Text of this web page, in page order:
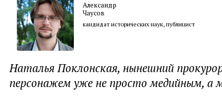
Александр
Чаусов
кандидат исторических наук, публицист
Наталья Поклонская, нынешний
персонажем уже не просто медийным, а